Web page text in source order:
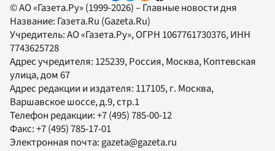
© АО «Газета.Ру» (1999-2026) – Главные новости дня
Название: Газета.Ru (Gazeta.Ru)
Учредитель:АО «Газета.Ру», ОГРН 1067761730376, ИНН
7743625728
Адрес учредителя: 125239, Россия, Москва, Коптевская
улица, дом 67
Адрес редакции и издателя: 117105, г. Москва,
Варшавское шоссе, д.9, стр.1
Телефон редакции:+7 (495) 785-00-12
Факс:+7 (495) 785-17-01
Электронная почта:gazeta@gazeta.ru